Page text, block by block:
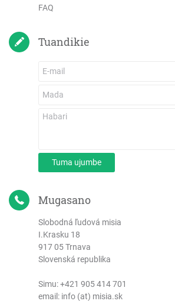
FAQ
Tuandikie
Tuma ujumbe
Mugasano
Slobodná ľudová misia
I.Krasku 18
917 05 Trnava
Slovenská republika
Simu:+421 905 414 701
email: info (at) misia.sk